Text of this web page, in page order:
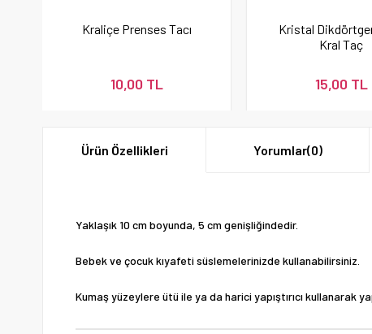
Kraliçe Prenses Tacı
10,00 TL
Kristal
Kral Taç
15,00 TL
Ürün Özellikleri Yorumlar(0)
Yaklaşık 10 cm boyunda, 5 cm genişliğindedir.
Bebek ve çocuk kıyafeti süslemelerinizde kullanabilirsiniz.
Kumaş yüzeylere ütü ile ya da harici yapıştırıcı kullanarak